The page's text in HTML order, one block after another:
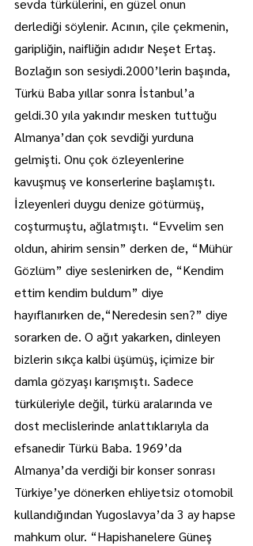
sevda türkülerini, en güzel onun
derlediği söylenir. Acının, çile çekmenin,
garipliğin, naifliğin adıdır Neşet Ertaş.
Bozlağın son sesiydi.2000’lerin başında,
Türkü Baba yıllar sonra İstanbul’a
geldi.30 yıla yakındır mesken tuttuğu
Almanya’dan çok sevdiği yurduna
gelmişti. Onu çok özleyenlerine
kavuşmuş ve konserlerine başlamıştı.
İzleyenleri duygu denize götürmüş,
coşturmuştu, ağlatmıştı. “Evvelim sen
oldun, ahirim sensin” derken de, “Mühür
Gözlüm” diye seslenirken de, “Kendim
ettim kendim buldum” diye
hayıflanırken de,“Neredesin sen?” diye
sorarken de. O ağıt yakarken, dinleyen
bizlerin sıkça kalbi üşümüş, içimize bir
damla gözyaşı karışmıştı. Sadece
türküleriyle değil, türkü aralarında ve
dost meclislerinde anlattıklarıyla da
efsanedir Türkü Baba. 1969’da
Almanya’da verdiği bir konser sonrası
Türkiye’ye dönerken ehliyetsiz otomobil
kullandığından Yugoslavya’da 3 ay hapse
mahkum olur. “Hapishanelere Güneş